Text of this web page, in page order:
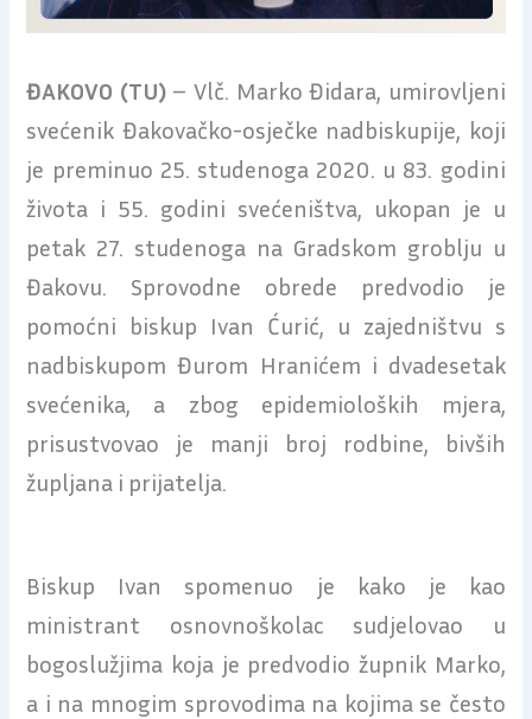
ĐAKOVO (TU)– Vlč. Marko Đidara, umirovljeni
svećenik Đakovačko-osječke nadbiskupije, koji
je preminuo 25. studenoga 2020. u 83. godini
života i 55. godini svećeništva, ukopan je u
petak 27. studenoga na Gradskom groblju u
Đakovu. Sprovodne obrede predvodio je
pomoćni biskup Ivan Ćurić, u zajedništvu s
nadbiskupom Đurom Hranićem i dvadesetak
svećenika, a zbog epidemioloških mjera,
prisustvovao je manji broj rodbine, bivših
župljana i prijatelja.
Biskup Ivan spomenuo je kako je kao
ministrant osnovnoškolac sudjelovao u
bogoslužjima koja je predvodio župnik Marko,
a i na mnogim sprovodima na kojima se često